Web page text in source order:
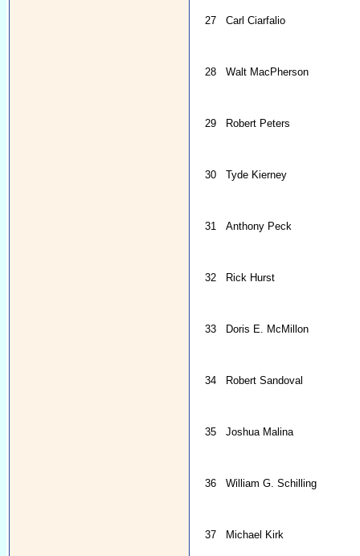
27 Carl Ciarfalio
28 Walt MacPherson
29 Robert Peters
30 Tyde Kierney
31 Anthony Peck
32 Rick Hurst
33 Doris E. McMillon
34 Robert Sandoval
35 Joshua Malina
36 William G. Schilling
37 Michael Kirk